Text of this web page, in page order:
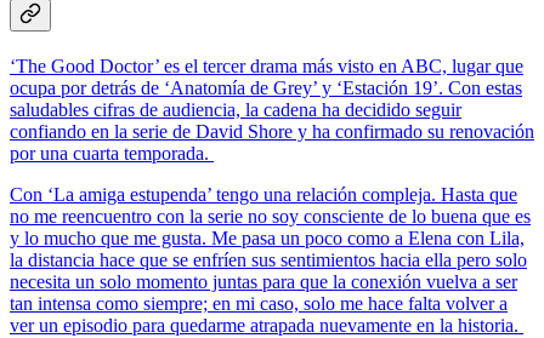
‘The Good Doctor’ es el tercer drama más visto en ABC, lugar que
ocupa por detrás de ‘Anatomía de Grey’ y ‘Estación 19’. Con estas
saludables cifras de audiencia, la cadena ha decidido seguir
confiando en la serie de David Shore y ha confirmado su renovación
por una cuarta temporada.
Con ‘La amiga estupenda’ tengo una relación compleja. Hasta que
no me reencuentro con la serie no soy consciente de lo buena que es
y lo mucho que me gusta. Me pasa un poco como a Elena con Lila,
la distancia hace que se enfríen sus sentimientos hacia ella pero solo
necesita un solo momento juntas para que la conexión vuelva a ser
tan intensa como siempre; en mi caso, solo me hace falta volver a
ver un episodio para quedarme atrapada nuevamente en la historia.